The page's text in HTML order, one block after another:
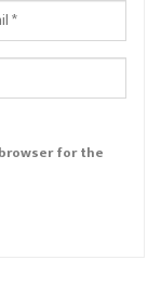
for the